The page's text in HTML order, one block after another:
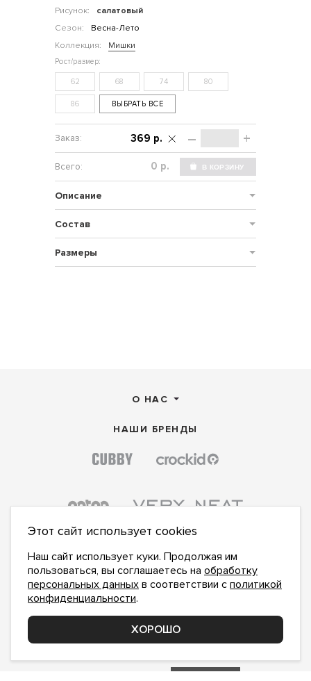
Рисунок:
салатовый
Сезон:
Весна-Лето
Коллекция:
Мишки
62 68 74 80
86 ВЫБРАТЬ ВСЕ
– +
369 р.
р.
Описание
Состав
Размеры
О НАС
НАШИ БРЕНДЫ
ПОДПИСАТЬСЯ НА НОВОСТИ:
сполитикой конфиденциальностиознакомлен и
Этот сайт использует cookies
Наш сайт использует куки. Продолжая им
пользоваться, вы соглашаетесь на обработку
персональных данных в соответствии с политикой
конфиденциальности.
ХОРОШО